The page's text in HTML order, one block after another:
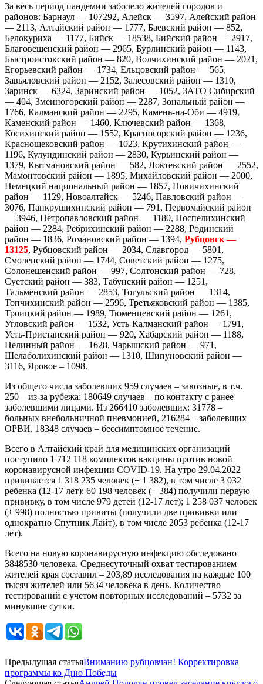
За весь период пандемии заболело жителей городов и
районов: Барнаул — 107292, Алейск — 3597, Алейский район
— 2113, Алтайский район — 1777, Баевский район — 852,
Белокуриха — 1177, Бийск — 18538, Бийский район — 2917,
Благовещенский район — 2965, Бурлинский район — 1143,
Быстроистокский район — 820, Волчихинский район — 2021,
Егорьевский район — 1734, Ельцовский район — 565,
Завьяловский район — 2152, Залесовский район — 1310,
Заринск — 6324, Заринский район — 1052, ЗАТО Сибирский
— 404, Змеиногорский район — 2287, Зональный район —
1766, Калманский район — 2295, Камень-на-Оби — 4919,
Каменский район — 1460, Ключевский район — 1368,
Косихинский район — 1552, Красногорский район — 1236,
Краснощековский район — 1023, Крутихинский район —
1196, Кулундинский район — 2830, Курьинский район —
1379, Кытмановский район — 582, Локтевский район — 2552,
Мамонтовский район — 1895, Михайловский район — 2000,
Немецкий национальный район — 1857, Новичихинский
район — 1129, Новоалтайск — 5246, Павловский район —
3076, Панкрушихинский район — 791, Первомайский район
— 3946, Петропавловский район — 1180, Поспелихинский
район — 2284, Ребрихинский район — 2288, Родинский
район — 1836, Романовский район — 1394, Рубцовск —
13125, Рубцовский район — 2034, Славгород — 5801,
Смоленский район — 1744, Советский район — 1275,
Солонешенский район — 997, Солтонский район — 728,
Суетский район — 383, Табунский район — 1251,
Тальменский район — 2853, Тогульский район — 1314,
Топчихинский район — 2596, Третьяковский район — 1385,
Троицкий район — 1989, Тюменцевский район — 1261,
Угловский район — 1532, Усть-Калманский район — 1791,
Усть-Пристанский район — 920, Хабарский район — 1188,
Целинный район — 1628, Чарышский район — 971,
Шелаболихинский район — 1310, Шипуновский район —
3116, Яровое – 1098.
Из общего числа заболевших 959 случаев – завозные, в т.ч.
250 – из-за рубежа; 180649 случаев – по контакту с ранее
заболевшими лицами. Из 266410 заболевших: 31778 –
больных внебольничной пневмонией, 216284 – заболевших
ОРВИ, 18348 случаев – бессимптомное течение.
Всего в Алтайский край для медицинских организаций
поступило 1 712 118 комплектов вакцины против новой
коронавирусной инфекции COVID-19. На утро 29.04.2022
прививается 1 318 235 человек (+ 1 382), в том числе 3 032
ребенка (12-17 лет): 60 198 человек (+ 384) получили первую
прививку, в том числе 979 детей (12-17 лет); 1 258 037 человек
(+ 998) полностью привиты (получили две прививки или
однократно Спутник Лайт), в том числе 2053 ребенка (12-17
лет).
Всего на новую коронавирусную инфекцию обследовано
3848530 человека. Среднесуточный охват тестированием
жителей края составил – 203,89 исследования на каждые 100
тысяч жителей или 5634 человека в день. Количество
тестирований с учетом повторных исследований – 5732 за
минувшие сутки.
Предыдущая статьяВниманию рубцовчан! Корректировка
программы ко Дню Победы